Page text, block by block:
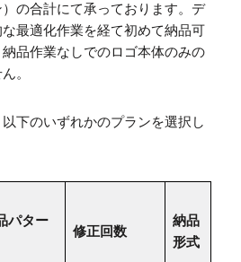
の合計にて承っております。デ
最適化作業を経て初めて納品可
品作業なしでのロゴ本体のみの
。
下のいずれかのプランを選択し
パター
修正回数
納品
形式